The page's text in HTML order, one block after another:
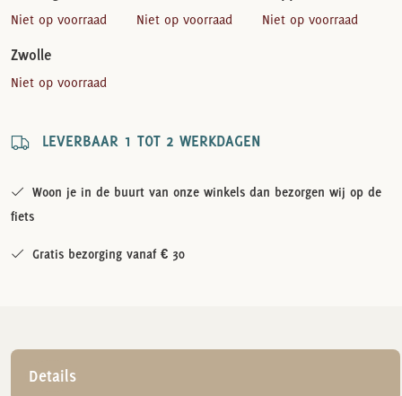
Niet op voorraad Niet op voorraad Niet op voorraad
Zwolle
Niet op voorraad
LEVERBAAR 1 TOT 2 WERKDAGEN
Woon je in de buurt van onze winkels dan bezorgen wij op de
fiets
Gratis bezorging vanaf € 30
Details